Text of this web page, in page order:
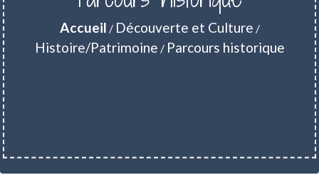
Accueil / Découverte et Culture /
Histoire/Patrimoine / Parcours historique